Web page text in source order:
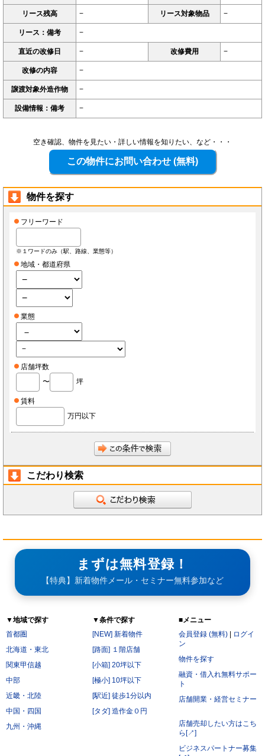
リース残高 − リース対象物品 −
リース：備考 −
直近の改修日 − 改修費用 −
改修の内容 −
譲渡対象外造作物 −
設備情報：備考 −
空き確認、物件を見たい・詳しい情報を知りたい、など・・・
物件を探す
フリーワード
※１ワードのみ（駅、路線、業態等）
地域・都道府県
業態
店舗坪数
〜
坪
賃料
万円以下
こだわり検索
まずは無料登録！
【特典】新着物件メール・セミナー無料参加など
▼地域で探す
首都圏
北海道・東北
関東甲信越
中部
近畿・北陸
中国・四国
九州・沖縄
▼条件で探す
[NEW] 新着物件
[路面] １階店舗
[小箱] 20坪以下
[極小] 10坪以下
[駅近] 徒歩1分以内
[タダ] 造作金０円
■メニュー
会員登録 (無料)
ログイ
ン
物件を探す
融資・借入れ無料サポー
ト
店舗開業・経営セミナー
店舗売却したい方はこち
ら[↗]
ビジネスパートナー募集